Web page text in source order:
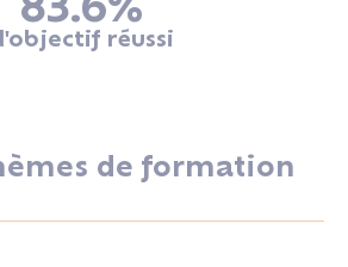
réussi
de formation